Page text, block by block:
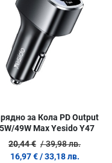
за Кола PD Оutput
49W Мax Yesido Y47
20,44 € / 39,98 лв.
16,97 € / 33,18 лв.